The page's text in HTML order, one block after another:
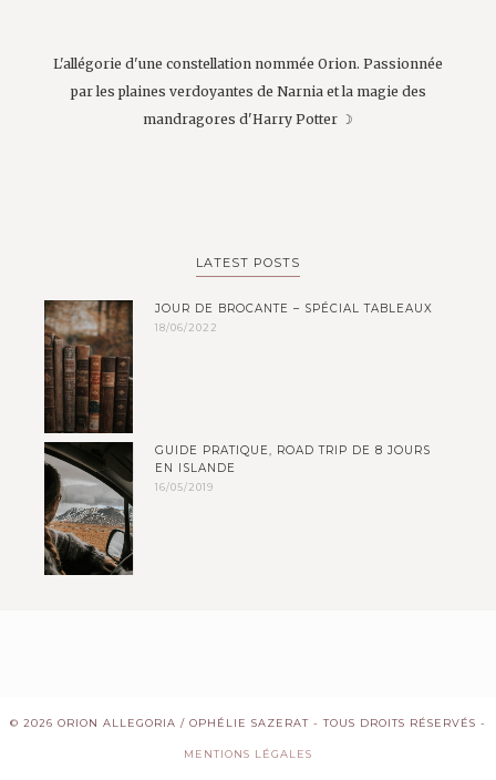
L'allégorie d'une constellation nommée Orion. Passionnée
par les plaines verdoyantes de Narnia et la magie des
mandragores d'Harry Potter ☽
LATEST POSTS
JOUR DE BROCANTE – SPÉCIAL TABLEAUX
18/06/2022
GUIDE PRATIQUE, ROAD TRIP DE 8 JOURS
EN ISLANDE
16/05/2019
© 2026 ORION ALLEGORIA / OPHÉLIE SAZERAT - TOUS DROITS RÉSERVÉS -
MENTIONS LÉGALES